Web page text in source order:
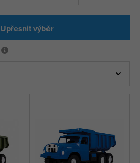
Upřesnit výběr